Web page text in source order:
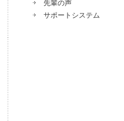
先輩の声
サポートシステム